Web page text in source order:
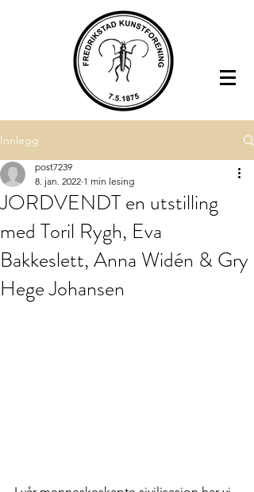
Innlegg
JORDVENDT en utstilling
med Toril Rygh, Eva
Bakkeslett, Anna Widén & Gry
Hege Johansen
post7239
8. jan. 2022 1 min lesing